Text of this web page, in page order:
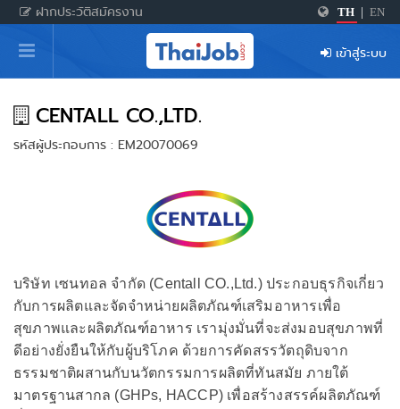
ฝากประวัติสมัครงาน TH EN
หน้าหลัก
ผู้สมัครงาน: เข้าสู่ระบบ
ฝากประวัติสมัครงาน
เกร็ดความรู้
สำหรับผู้ประกอบการ
เข้าสู่ระบบ
CENTALL CO.,LTD.
รหัสผู้ประกอบการ : EM20070069
บริษัท เซนทอล จำกัด (Centall CO.,Ltd.) ประกอบธุรกิจเกี่ยว
กับการผลิตและจัดจำหน่ายผลิตภัณฑ์เสริมอาหารเพื่อ
สุขภาพและผลิตภัณฑ์อาหาร เรามุ่งมั่นที่จะส่งมอบสุขภาพที่
ดีอย่างยั่งยืนให้กับผู้บริโภค ด้วยการคัดสรรวัตถุดิบจาก
ธรรมชาติผสานกับนวัตกรรมการผลิตที่ทันสมัย ภายใต้
มาตรฐานสากล (GHPs, HACCP) เพื่อสร้างสรรค์ผลิตภัณฑ์